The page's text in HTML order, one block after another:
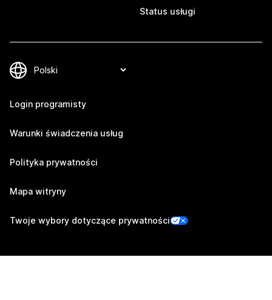
Status usługi
Login programisty
Warunki świadczenia usług
Polityka prywatności
Mapa witryny
Twoje wybory dotyczące prywatności